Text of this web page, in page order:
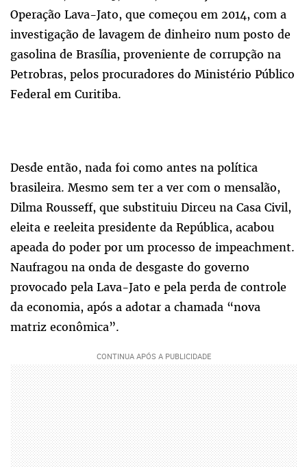
Operação Lava-Jato, que começou em 2014, com a
investigação de lavagem de dinheiro num posto de
gasolina de Brasília, proveniente de corrupção na
Petrobras, pelos procuradores do Ministério Público
Federal em Curitiba.
Desde então, nada foi como antes na política
brasileira. Mesmo sem ter a ver com o mensalão,
Dilma Rousseff, que substituiu Dirceu na Casa Civil,
eleita e reeleita presidente da República, acabou
apeada do poder por um processo de impeachment.
Naufragou na onda de desgaste do governo
provocado pela Lava-Jato e pela perda de controle
da economia, após a adotar a chamada “nova
matriz econômica”.